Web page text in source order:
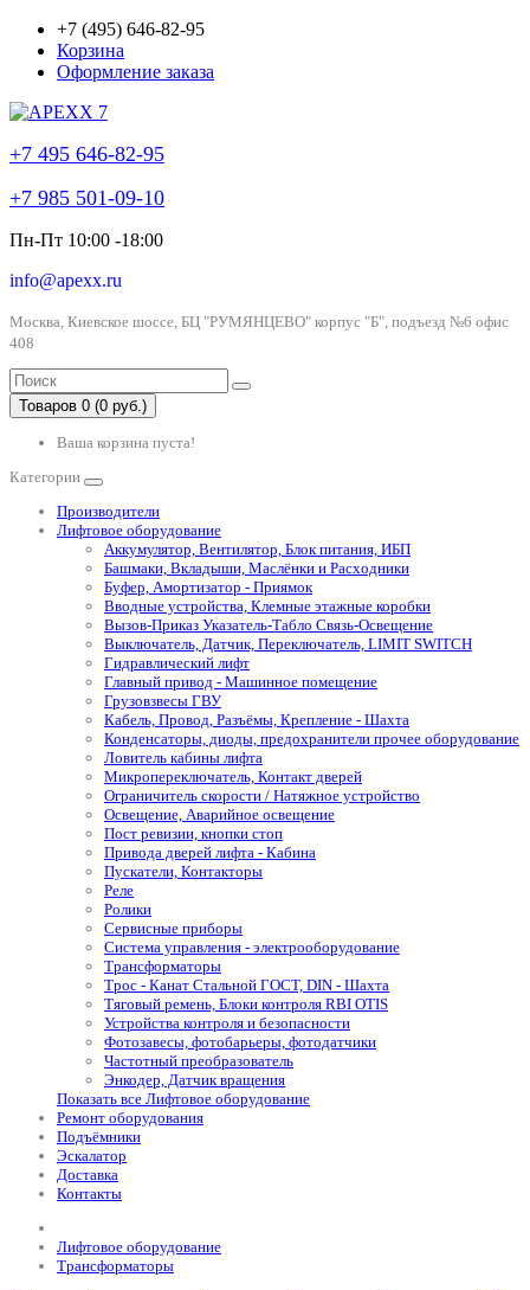
+7 (495) 646-82-95
Корзина
Оформление заказа
+7 495 646-82-95
+7 985 501-09-10
Пн-Пт 10:00 -18:00
info@apexx.ru
Москва, Киевское шоссе, БЦ "РУМЯНЦЕВО" корпус "Б", подъезд №6 офис
408
Товаров 0 (0 руб.)
Ваша корзина пуста!
Категории
Производители
Лифтовое оборудование
Аккумулятор, Вентилятор, Блок питания, ИБП
Башмаки, Вкладыши, Маслёнки и Расходники
Буфер, Амортизатор - Приямок
Вводные устройства, Клемные этажные коробки
Вызов-Приказ Указатель-Табло Связь-Освещение
Выключатель, Датчик, Переключатель, LIMIT SWITCH
Гидравлический лифт
Главный привод - Машинное помещение
Грузовзвесы ГВУ
Кабель, Провод, Разъёмы, Крепление - Шахта
Конденсаторы, диоды, предохранители прочее оборудование
Ловитель кабины лифта
Микропереключатель, Контакт дверей
Ограничитель скорости / Натяжное устройство
Освещение, Аварийное освещение
Пост ревизии, кнопки стоп
Привода дверей лифта - Кабина
Пускатели, Контакторы
Реле
Ролики
Сервисные приборы
Система управления - электрооборудование
Трансформаторы
Трос - Канат Стальной ГОСТ, DIN - Шахта
Тяговый ремень, Блоки контроля RBI OTIS
Устройства контроля и безопасности
Фотозавесы, фотобарьеры, фотодатчики
Частотный преобразователь
Энкодер, Датчик вращения
Показать все Лифтовое оборудование
Ремонт оборудования
Подъёмники
Эскалатор
Доставка
Контакты
Лифтовое оборудование
Трансформаторы